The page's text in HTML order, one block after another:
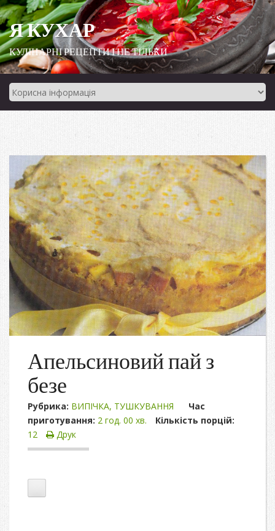
Я КУХАР
КУЛІНАРНІ РЕЦЕПТИ І НЕ ТІЛЬКИ
Апельсиновий пай з
безе
Рубрика: ВИПІЧКА, ТУШКУВАННЯ
Час
приготування: 2 год. 00 хв.
Кількість порцій:
12
Друк